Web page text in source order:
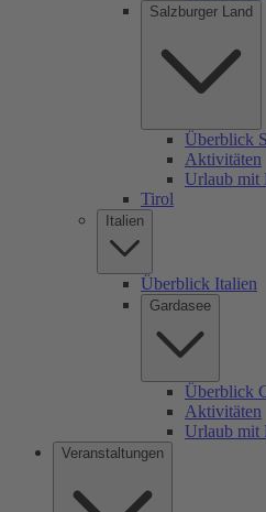
Salzburger Land
Überblick
Aktivitäten
Urlaub mit
Tirol
Italien
Überblick Italien
Gardasee
Überblick
Aktivitäten
Urlaub mit
Veranstaltungen